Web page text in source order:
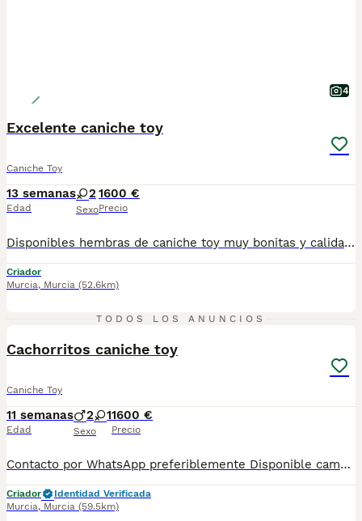
4
Excelente caniche toy
Caniche Toy
13 semanas
Edad
2
Sexo
1600 €
Precio
Disponibles hembras de caniche toy muy bonitas y calidad de pelo. Se entregan vacunadas desparasitadas y con cartilla sanitaria
Criador
Murcia, Murcia (52.6km)
TODOS LOS ANUNCIOS
Cachorritos caniche toy
Caniche Toy
11 semanas
Edad
2 1
Sexo
1600 €
Precio
Contacto por WhatsApp preferiblemente Disponible camada de caniches toy. Criados en ambiente familiar y muy cuidados. Se entregan vacunados, desparasitados, con cartilla sanitaria, microchip y contrato de garantía.
Criador
Identidad Verificada
Murcia, Murcia (59.5km)